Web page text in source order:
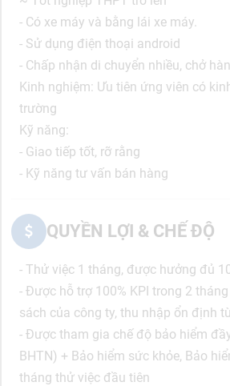
- Có xe máy và bằng lái xe máy.
- Sử dụng điện thoại android
- Chấp nhận di chuyển nhiều, chở
Kinh nghiệm: Ưu tiên ứng viên có
trường
Kỹ năng:
- Giao tiếp tốt, rỡ rằng
- Kỹ năng tư vấn bán hàng
QUYỀN LỢI & CHẾ ĐỘ
- Thử việc 1 tháng, được hưởng đủ
- Được hỗ trợ 100% KPI trong 2
sách của công ty, thu nhập ổn định
- Được tham gia chế độ bảo hiểm
BHTN) + Bảo hiểm sức khỏe, Bảo
tháng thử việc đầu tiên